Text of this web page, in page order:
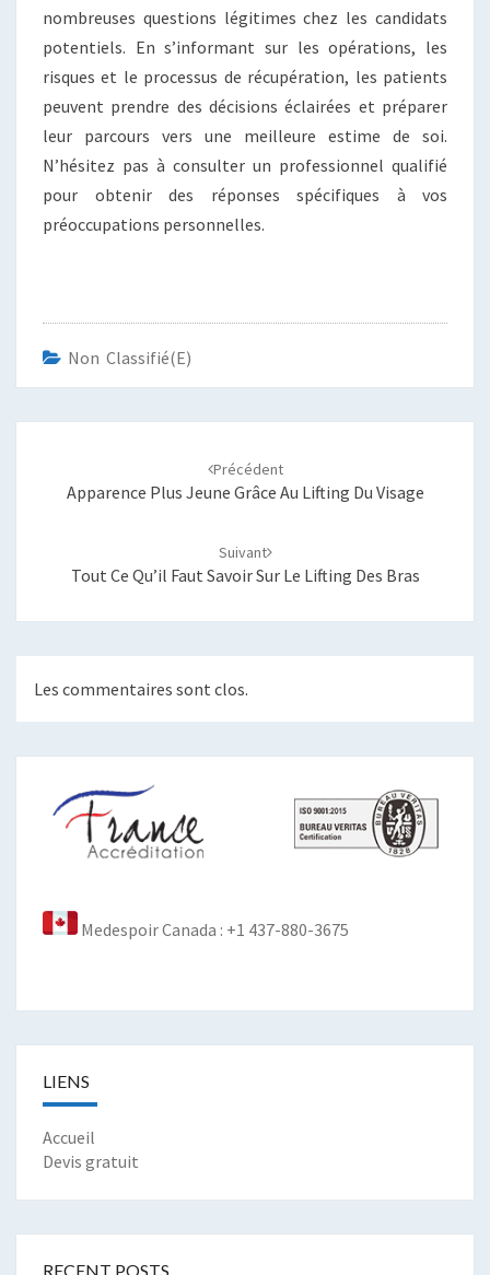
nombreuses questions légitimes chez les candidats
potentiels. En s’informant sur les opérations, les
risques et le processus de récupération, les patients
peuvent prendre des décisions éclairées et préparer
leur parcours vers une meilleure estime de soi.
N’hésitez pas à consulter un professionnel qualifié
pour obtenir des réponses spécifiques à vos
préoccupations personnelles.
Non Classifié(e)
Précédent
Apparence Plus Jeune Grâce Au Lifting Du Visage
Suivant
Tout Ce Qu’il Faut Savoir Sur Le Lifting Des Bras
Les commentaires sont clos.
Medespoir Canada : +1 437-880-3675
LIENS
Accueil
Devis gratuit
RECENT POSTS